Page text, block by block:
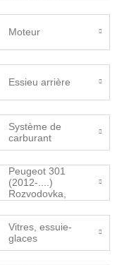
Moteur
Essieu arrière
Système de
carburant
Peugeot 301
(2012-....)
Rozvodovka,
převodovka
Vitres, essuie-
glaces